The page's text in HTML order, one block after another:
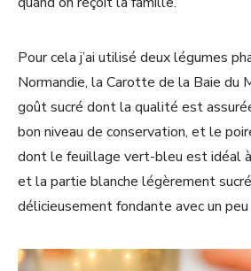
Pour cela j’ai utilisé deux légumes
Normandie, la Carotte de la Baie du
goût sucré dont la qualité est
bon niveau de conservation, et le
dont le feuillage vert-bleu est idéal
et la partie blanche légèrement
délicieusement fondante avec un